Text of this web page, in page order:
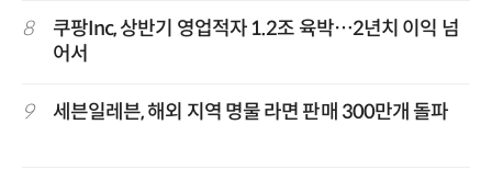
8
쿠팡Inc, 상반기 영업적자 1.2조 육박…2년치 이익 넘
어서
9 세븐일레븐, 해외 지역 명물 라면 판매 300만개 돌파